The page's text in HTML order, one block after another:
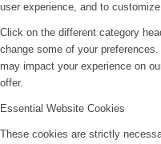
user experience, and to
Click on the different category
change some of your
may impact your experience on
offer.
Essential Website Cookies
These cookies are strictly